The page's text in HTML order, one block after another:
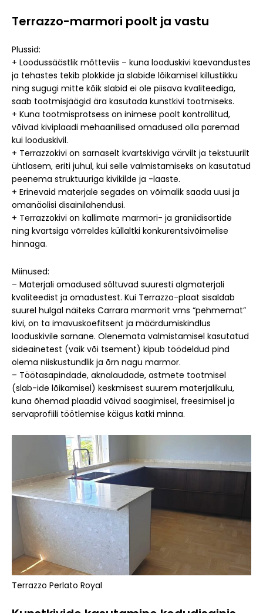
Terrazzo-marmori poolt ja vastu
Plussid:
+ Loodussäästlik mõtteviis – kuna looduskivi kaevandustes
ja tehastes tekib plokkide ja slabide lõikamisel killustikku
ning sugugi mitte kõik slabid ei ole piisava kvaliteediga,
saab tootmisjäägid ära kasutada kunstkivi tootmiseks.
+ Kuna tootmisprotsess on inimese poolt kontrollitud,
võivad kiviplaadi mehaanilised omadused olla paremad
kui looduskivil.
+ Terrazzokivi on sarnaselt kvartskiviga värvilt ja tekstuurilt
ühtlasem, eriti juhul, kui selle valmistamiseks on kasutatud
peenema struktuuriga kivikilde ja -laaste.
+ Erinevaid materjale segades on võimalik saada uusi ja
omanäolisi disainilahendusi.
+ Terrazzokivi on kallimate marmori- ja graniidisortide
ning kvartsiga võrreldes küllaltki konkurentsivõimelise
hinnaga.
Miinused:
– Materjali omadused sõltuvad suuresti algmaterjali
kvaliteedist ja omadustest. Kui Terrazzo-plaat sisaldab
suurel hulgal näiteks Carrara marmorit vms “pehmemat”
kivi, on ta imavuskoefitsent ja määrdumiskindlus
looduskivile sarnane. Olenemata valmistamisel kasutatud
sideainetest (vaik või tsement) kipub töödeldud pind
olema niiskustundlik ja õrn nagu marmor.
– Töötasapindade, aknalaudade, astmete tootmisel
(slab-ide lõikamisel) keskmisest suurem materjalikulu,
kuna õhemad plaadid võivad saagimisel, freesimisel ja
servaprofiili töötlemise käigus katki minna.
Terrazzo Perlato Royal